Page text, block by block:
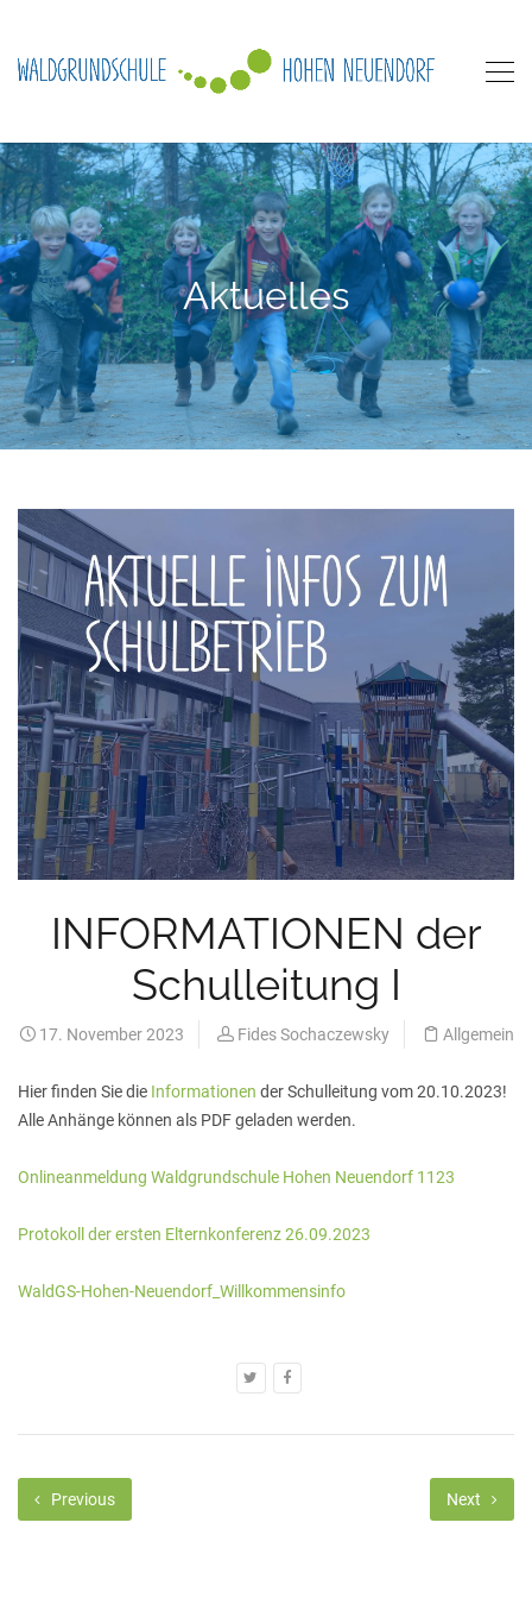
Aktuelles
INFORMATIONEN der
Schulleitung I
17. November 2023 Fides Sochaczewsky Allgemein
Hier finden Sie die Informationen der Schulleitung vom 20.10.2023!
Alle Anhänge können als PDF geladen werden.
Onlineanmeldung Waldgrundschule Hohen Neuendorf 1123
Protokoll der ersten Elternkonferenz 26.09.2023
WaldGS-Hohen-Neuendorf_Willkommensinfo
Previous Next